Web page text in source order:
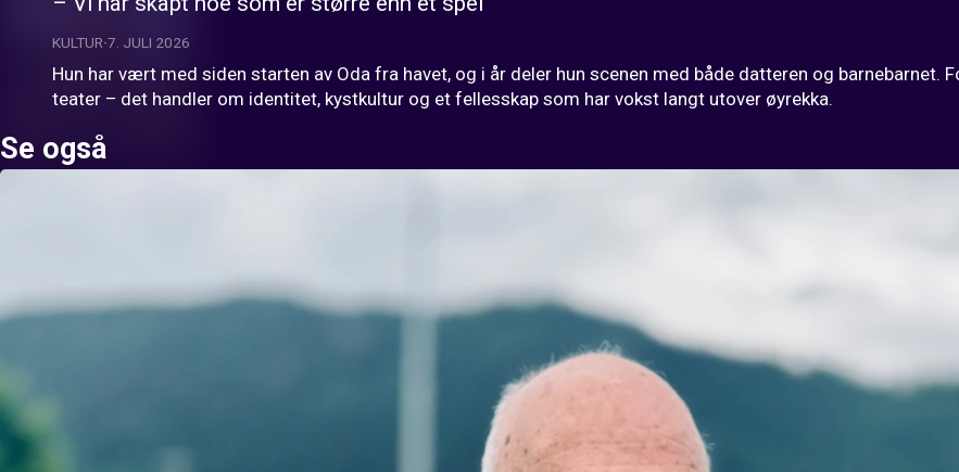
KULTUR 7. JULI 2026
Hun har vært med siden starten av Oda fra havet, og i år deler hun scenen med både datteren og barnebarnet.
teater – det handler om identitet, kystkultur og et fellesskap som har vokst langt utover øyrekka.
Se også